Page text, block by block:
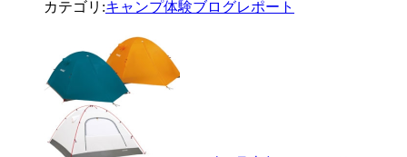
カテゴリ:キャンプ体験ブログレポート